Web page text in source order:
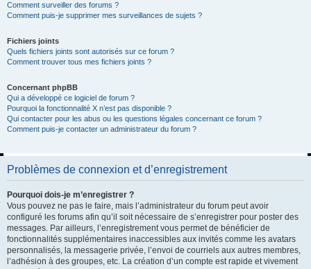
Comment surveiller des forums ?
Comment puis-je supprimer mes surveillances de sujets ?
Fichiers joints
Quels fichiers joints sont autorisés sur ce forum ?
Comment trouver tous mes fichiers joints ?
Concernant phpBB
Qui a développé ce logiciel de forum ?
Pourquoi la fonctionnalité X n’est pas disponible ?
Qui contacter pour les abus ou les questions légales concernant ce forum ?
Comment puis-je contacter un administrateur du forum ?
Problèmes de connexion et d’enregistrement
Pourquoi dois-je m’enregistrer ?
Vous pouvez ne pas le faire, mais l’administrateur du forum peut avoir
configuré les forums afin qu’il soit nécessaire de s’enregistrer pour poster des
messages. Par ailleurs, l’enregistrement vous permet de bénéficier de
fonctionnalités supplémentaires inaccessibles aux invités comme les avatars
personnalisés, la messagerie privée, l’envoi de courriels aux autres membres,
l’adhésion à des groupes, etc. La création d’un compte est rapide et vivement